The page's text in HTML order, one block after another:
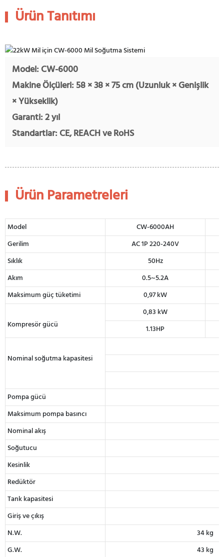
Ürün Tanıtımı
Model: CW-6000
Makine Ölçüleri: 58 × 38 × 75 cm (Uzunluk × Genişlik
× Yükseklik)
Garanti: 2 yıl
Standartlar: CE, REACH ve RoHS
Ürün Parametreleri
Model
CW-6000AH
Gerilim
AC 1P 220-240V
Sıklık
50Hz
Akım
0.5~5.2A
Maksimum güç tüketimi
0,97 kW
Kompresör gücü
0,83 kW
1.13HP
Nominal soğutma kapasitesi
Pompa gücü
Maksimum pompa basıncı
Nominal akış
Soğutucu
Kesinlik
Redüktör
Tank kapasitesi
Giriş ve çıkış
N.W.
34 kg
G.W.
43 kg